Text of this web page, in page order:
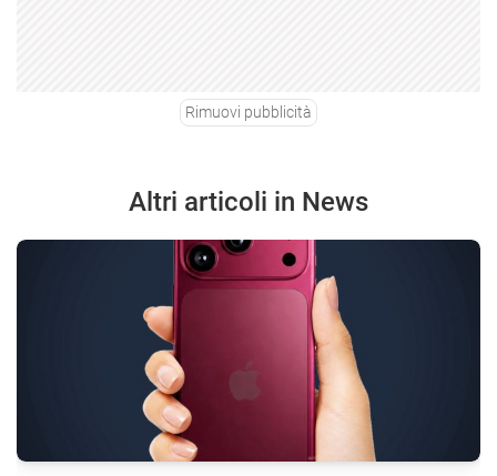
Rimuovi pubblicità
Altri articoli in News